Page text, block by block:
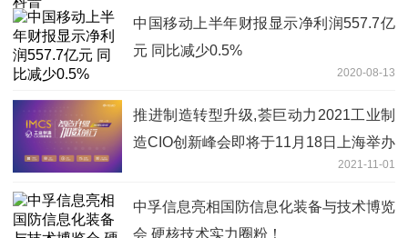
中国移动上半年财报显示净利润557.7亿
元 同比减少0.5%
2020-08-13
推进制造转型升级,荟巨动力2021工业制
造CIO创新峰会即将于11月18日上海举办
2021-11-01
中孚信息亮相国防信息化装备与技术博览
会 硬核技术实力圈粉！